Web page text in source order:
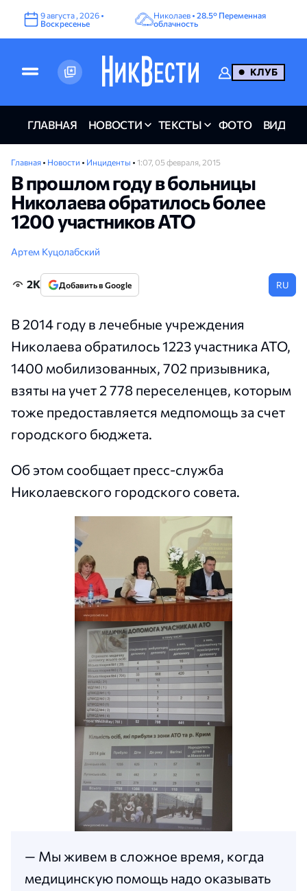
9августа , 2026 •
Воскресенье
Николаев • 28.5° Переменная
облачность
КЛУБ
ГЛАВНАЯ НОВОСТИ ТЕКСТЫ ФОТО ВИДЕО
Главная • Новости • Инциденты • 1:07, 05 февраля, 2015
В прошлом году в больницы
Николаева обратилось более
1200 участников АТО
Артем Куцолабский
2K Добавить в Google RU
В 2014 году в лечебные учреждения
Николаева обратилось 1223 участника АТО,
1400 мобилизованных, 702 призывника,
взяты на учет 2 778 переселенцев, которым
тоже предоставляется медпомощь за счет
городского бюджета.
Об этом сообщает пресс-служба
Николаевского городского совета.
— Мы живем в сложное время, когда
медицинскую помощь надо оказывать